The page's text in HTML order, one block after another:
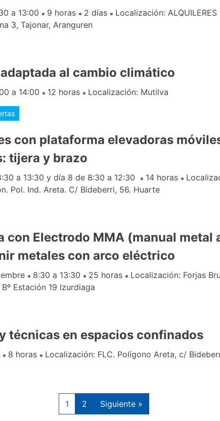
a 13:00 9 horas 2 días
Localización:
3, Tajonar, Aranguren
al cambio climático
a 14:00 12 horas Localización: Mutilva
con plataforma elevadoras
tijera y brazo
a 13:30 y día 8 de 8:30 a 12:30 14 horas
Pol. Ind. Areta. C/ Bideberri, 56. Huarte
con Electrodo MMA (manual metal
metales con arco eléctrico
8:30 a 13:30 25 horas
Localización: Forjas
Estación 19 Izurdiaga
técnicas en espacios confinados
8 horas Localización: FLC. Polígono Areta, c/
1 2 Siguiente »